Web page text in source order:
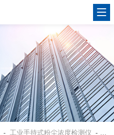
- 工业手持式粉尘浓度检测仪 -